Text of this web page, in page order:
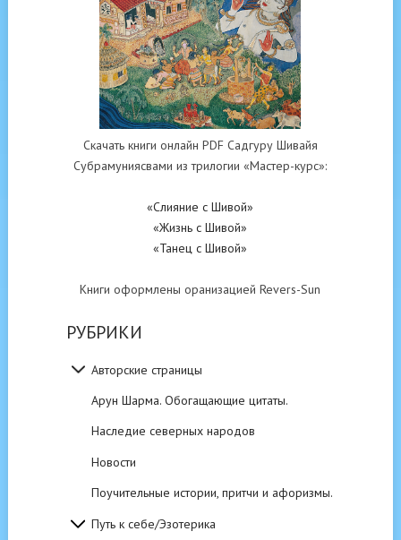
Скачать книги онлайн PDF Садгуру Шивайя
Субрамуниясвами из трилогии «Мастер-курс»:
«Слияние с Шивой»
«Жизнь с Шивой»
«Танец с Шивой»
Книги оформлены оранизацией Revers-Sun
РУБРИКИ
Авторские страницы
Арун Шарма. Обогащающие цитаты.
Наследие северных народов
Новости
Поучительные истории, притчи и афоризмы.
Путь к себе/Эзотерика